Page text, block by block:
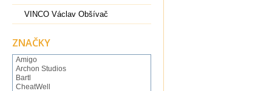
VINCO Václav Obšívač
ZNAČKY
Amigo
Archon Studios
Bartl
CheatWell